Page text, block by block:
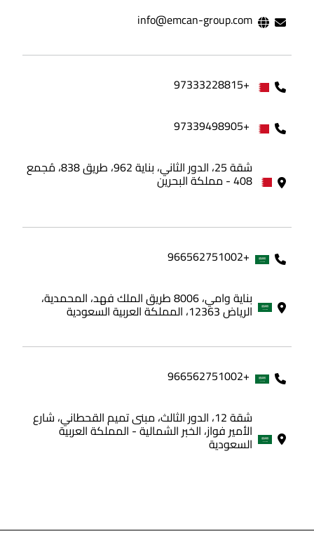
info@emcan-group.com
+97333228815
+97339498905
شقة 25، الدور الثاني، بناية 962، طريق 838، مُجمع
408 - مملكة البحرين
+966562751002
بناية وامي، 8006 طريق الملك فهد، المحمدية،
الرياض 12363، المملكة العربية السعودية
+966562751002
شقة 12، الدور الثالث، مبنى تميم القحطاني، شارع
الأمير فواز، الخبر الشمالية - المملكة العربية
السعودية